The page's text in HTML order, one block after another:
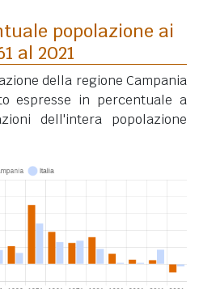
popolazione ai
al 2021
della regione Campania
espresse in percentuale a
dell'intera popolazione